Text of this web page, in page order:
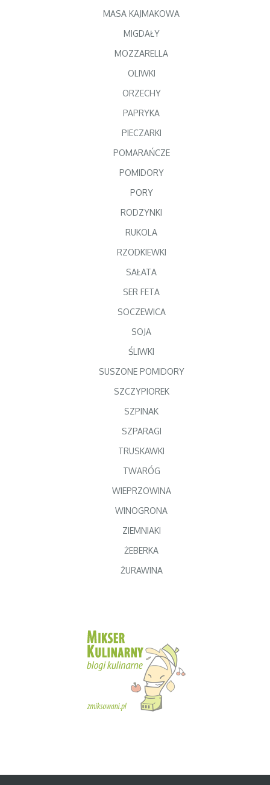
MASA KAJMAKOWA
MIGDAŁY
MOZZARELLA
OLIWKI
ORZECHY
PAPRYKA
PIECZARKI
POMARAŃCZE
POMIDORY
PORY
RODZYNKI
RUKOLA
RZODKIEWKI
SAŁATA
SER FETA
SOCZEWICA
SOJA
ŚLIWKI
SUSZONE POMIDORY
SZCZYPIOREK
SZPINAK
SZPARAGI
TRUSKAWKI
TWARÓG
WIEPRZOWINA
WINOGRONA
ZIEMNIAKI
ŻEBERKA
ŻURAWINA